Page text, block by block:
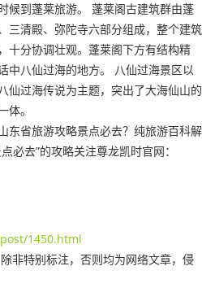
候到蓬莱旅游。 蓬莱阁古建筑群由蓬
三清殿、弥陀寺六部分组成，整个建筑
十分协调壮观。蓬莱阁下方有结构精
中八仙过海的地方。 八仙过海景区以
仙过海传说为主题，突出了大海仙山的
。
东省旅游攻略景点必去？纯旅游百科解
必去”的攻略关注尊龙凯时官网：
1450.html
除非特别标注，否则均为网络文章，侵